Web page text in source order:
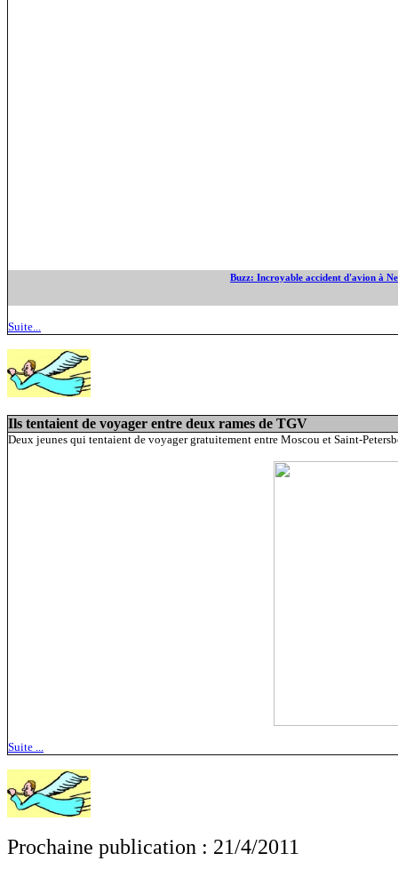
Buzz: Incroyable accident d'avion à
Suite...
Ils tentaient de voyager entre deux rames de TGV
Deux jeunes qui tentaient de voyager gratuitement entre Moscou et Saint-
Suite ...
Prochaine publication : 21/4/2011